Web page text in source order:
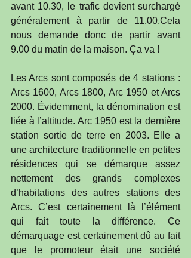
avant 10.30, le trafic devient surchargé
généralement à partir de 11.00.Cela
nous demande donc de partir avant
9.00 du matin de la maison. Ça va !
Les Arcs sont composés de 4 stations :
Arcs 1600, Arcs 1800, Arc 1950 et Arcs
2000. Évidemment, la dénomination est
liée à l’altitude. Arc 1950 est la dernière
station sortie de terre en 2003. Elle a
une architecture traditionnelle en petites
résidences qui se démarque assez
nettement des grands complexes
d’habitations des autres stations des
Arcs. C’est certainement là l’élément
qui fait toute la différence. Ce
démarquage est certainement dû au fait
que le promoteur était une société